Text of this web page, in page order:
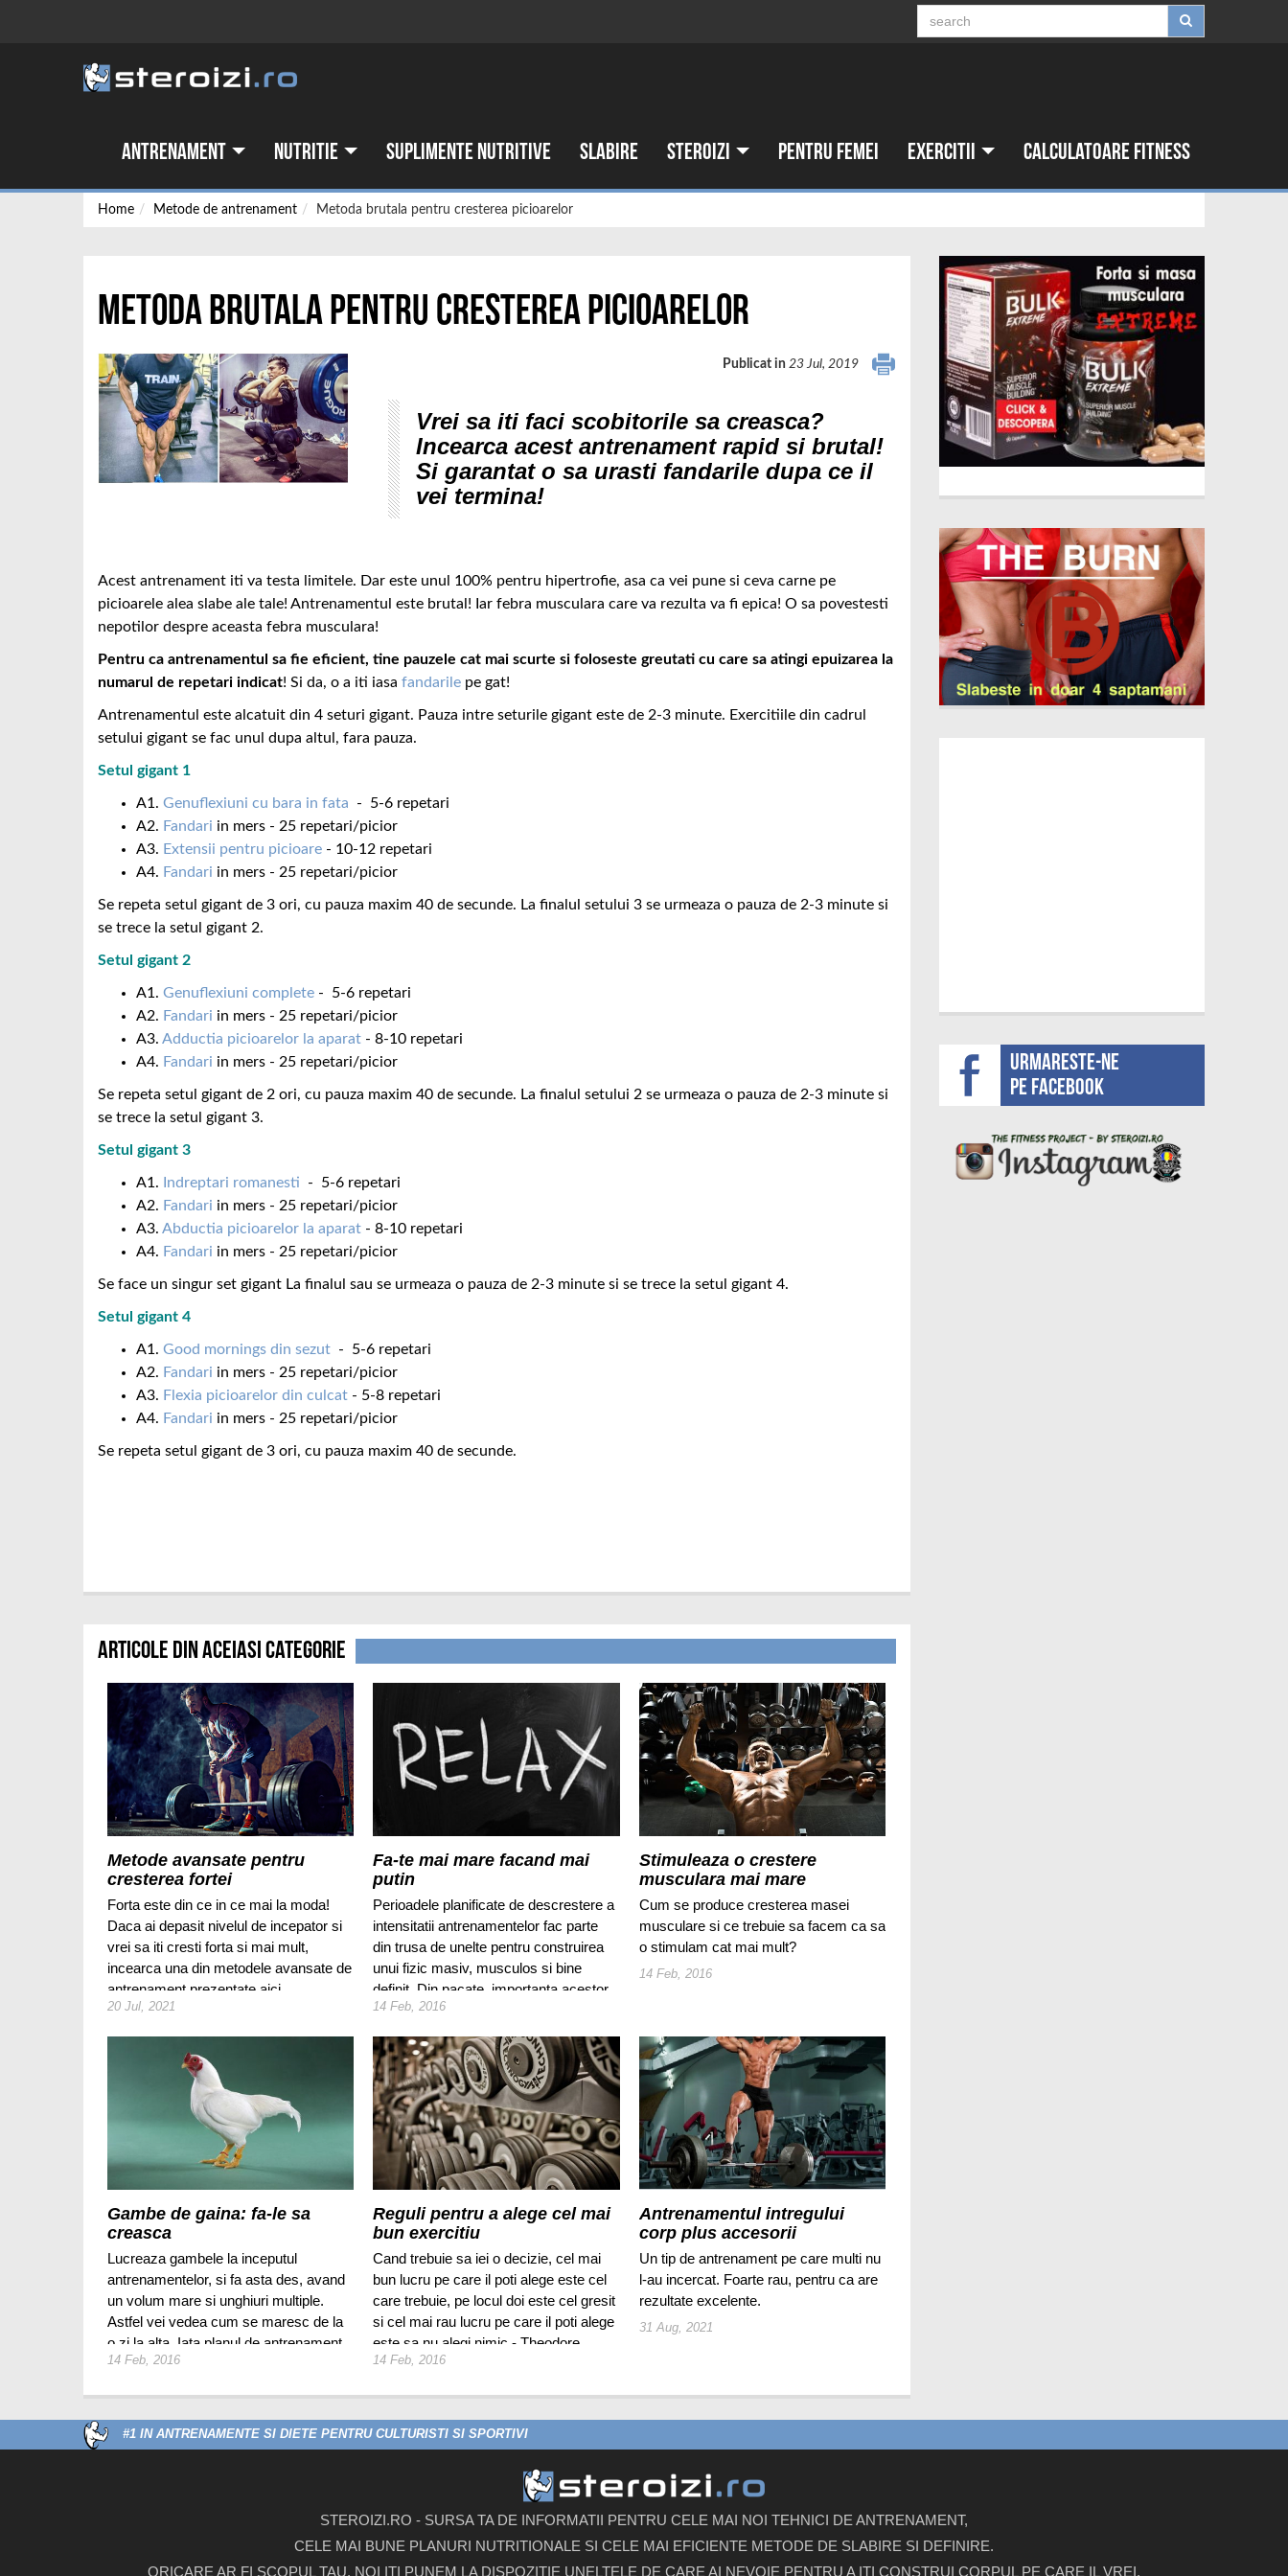
Antrenament Nutritie Suplimente nutritive Slabire Steroizi Pentru femei Exercitii Calculatoare fitness
Home Metode de antrenament Metoda brutala pentru cresterea picioarelor
Metoda brutala pentru cresterea picioarelor
Publicat in 23 Jul, 2019
Vrei sa iti faci scobitorile sa creasca?
Incearca acest antrenament rapid si brutal!
Si garantat o sa urasti fandarile dupa ce il
vei termina!
Acest antrenament iti va testa limitele. Dar este unul 100% pentru hipertrofie, asa ca vei pune si ceva carne pe
picioarele alea slabe ale tale! Antrenamentul este brutal! Iar febra musculara care va rezulta va fi epica! O sa povestesti
nepotilor despre aceasta febra musculara!
Pentru ca antrenamentul sa fie eficient, tine pauzele cat mai scurte si foloseste greutati cu care sa atingi epuizarea la
numarul de repetari indicat! Si da, o a iti iasa fandarile pe gat!
Antrenamentul este alcatuit din 4 seturi gigant. Pauza intre seturile gigant este de 2-3 minute. Exercitiile din cadrul
setului gigant se fac unul dupa altul, fara pauza.
Setul gigant 1
A1. Genuflexiuni cu bara in fata - 5-6 repetari
A2. Fandari in mers - 25 repetari/picior
A3. Extensii pentru picioare - 10-12 repetari
A4. Fandari in mers - 25 repetari/picior
Se repeta setul gigant de 3 ori, cu pauza maxim 40 de secunde. La finalul setului 3 se urmeaza o pauza de 2-3 minute si
se trece la setul gigant 2.
Setul gigant 2
A1. Genuflexiuni complete - 5-6 repetari
A2. Fandari in mers - 25 repetari/picior
A3. Adductia picioarelor la aparat - 8-10 repetari
A4. Fandari in mers - 25 repetari/picior
Se repeta setul gigant de 2 ori, cu pauza maxim 40 de secunde. La finalul setului 2 se urmeaza o pauza de 2-3 minute si
se trece la setul gigant 3.
Setul gigant 3
A1. Indreptari romanesti - 5-6 repetari
A2. Fandari in mers - 25 repetari/picior
A3. Abductia picioarelor la aparat - 8-10 repetari
A4. Fandari in mers - 25 repetari/picior
Se face un singur set gigant La finalul sau se urmeaza o pauza de 2-3 minute si se trece la setul gigant 4.
Setul gigant 4
A1. Good mornings din sezut - 5-6 repetari
A2. Fandari in mers - 25 repetari/picior
A3. Flexia picioarelor din culcat - 5-8 repetari
A4. Fandari in mers - 25 repetari/picior
Se repeta setul gigant de 3 ori, cu pauza maxim 40 de secunde.
Articole din aceiasi categorie
Metode avansate pentru
cresterea fortei
Forta este din ce in ce mai la moda!
Daca ai depasit nivelul de incepator si
vrei sa iti cresti forta si mai mult,
incearca una din metodele avansate de
antrenament prezentate aici.
20 Jul, 2021
Fa-te mai mare facand mai
putin
Perioadele planificate de descrestere a
intensitatii antrenamentelor fac parte
din trusa de unelte pentru construirea
unui fizic masiv, musculos si bine
definit. Din pacate, importanta acestor
perioade de descarcare este trecuta cu
14 Feb, 2016
Stimuleaza o crestere
musculara mai mare
Cum se produce cresterea masei
musculare si ce trebuie sa facem ca sa
o stimulam cat mai mult?
14 Feb, 2016
Gambe de gaina: fa-le sa
creasca
Lucreaza gambele la inceputul
antrenamentelor, si fa asta des, avand
un volum mare si unghiuri multiple.
Astfel vei vedea cum se maresc de la
o zi la alta. Iata planul de antrenament
pentru cei cu gambe subdezvoltate
14 Feb, 2016
Reguli pentru a alege cel mai
bun exercitiu
Cand trebuie sa iei o decizie, cel mai
bun lucru pe care il poti alege este cel
care trebuie, pe locul doi este cel gresit
si cel mai rau lucru pe care il poti alege
este sa nu alegi nimic - Theodore
Roosevelt.
14 Feb, 2016
Antrenamentul intregului
corp plus accesorii
Un tip de antrenament pe care multi nu
l-au incercat. Foarte rau, pentru ca are
rezultate excelente.
31 Aug, 2021
Urmareste-ne
pe facebook
#1 IN ANTRENAMENTE SI DIETE PENTRU CULTURISTI SI SPORTIVI
STEROIZI.RO - SURSA TA DE INFORMATII PENTRU CELE MAI NOI TEHNICI DE ANTRENAMENT,
CELE MAI BUNE PLANURI NUTRITIONALE SI CELE MAI EFICIENTE METODE DE SLABIRE SI DEFINIRE.
ORICARE AR FI SCOPUL TAU, NOI ITI PUNEM LA DISPOZITIE UNELTELE DE CARE AI NEVOIE PENTRU A ITI CONSTRUI CORPUL PE CARE IL VREI.